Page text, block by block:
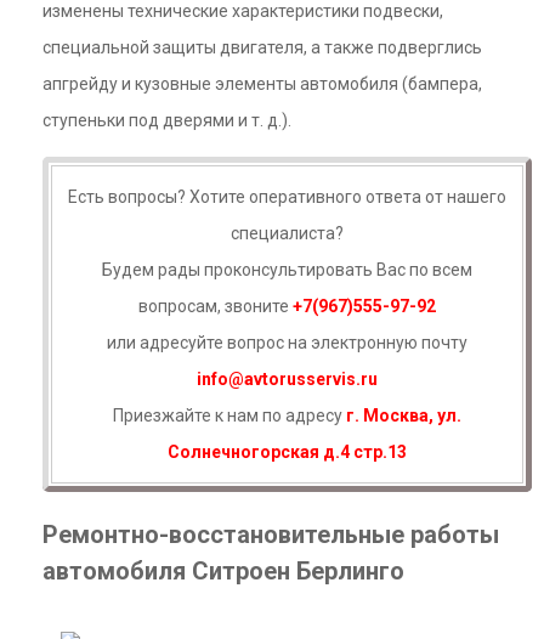
изменены технические характеристики подвески,
специальной защиты двигателя, а также подверглись
апгрейду и кузовные элементы автомобиля (бампера,
ступеньки под дверями и т. д.).
Есть вопросы? Хотите оперативного ответа от нашего
специалиста?
Будем рады проконсультировать Вас по всем
вопросам, звоните +7(967)555-97-92
или адресуйте вопрос на электронную почту
info@avtorusservis.ru
Приезжайте к нам по адресу г. Москва, ул.
Солнечногорская д.4 стр.13
Ремонтно-восстановительные работы
автомобиля Ситроен Берлинго